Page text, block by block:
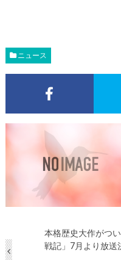
ニュース
本格歴史大作がつ
戦記」7月より放送